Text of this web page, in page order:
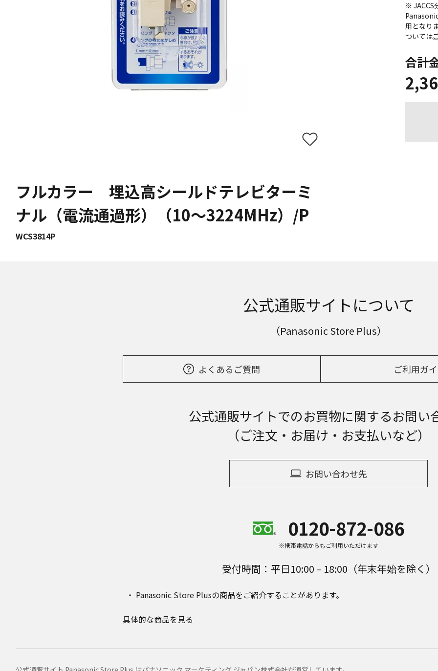
フルカラー 埋込高シールドテレビターミ
ナル（電流通過形）（10〜3224MHz）/P
WCS3814P
※ JACCS
用となり
ついては
合計
公式通販サイトについて
（Panasonic Store Plus）
よくあるご質問 ご利用ガ
公式通販サイトでのお買物に関するお問い
（ご注文・お届け・お支払いなど）
お問い合わせ先
0120-872-086
※携帯電話からもご利用いただけます
受付時間：平日10:00 – 18:00（年末年始を除く）
Panasonic Store Plusの商品をご紹介することがあります。
具体的な商品を見る